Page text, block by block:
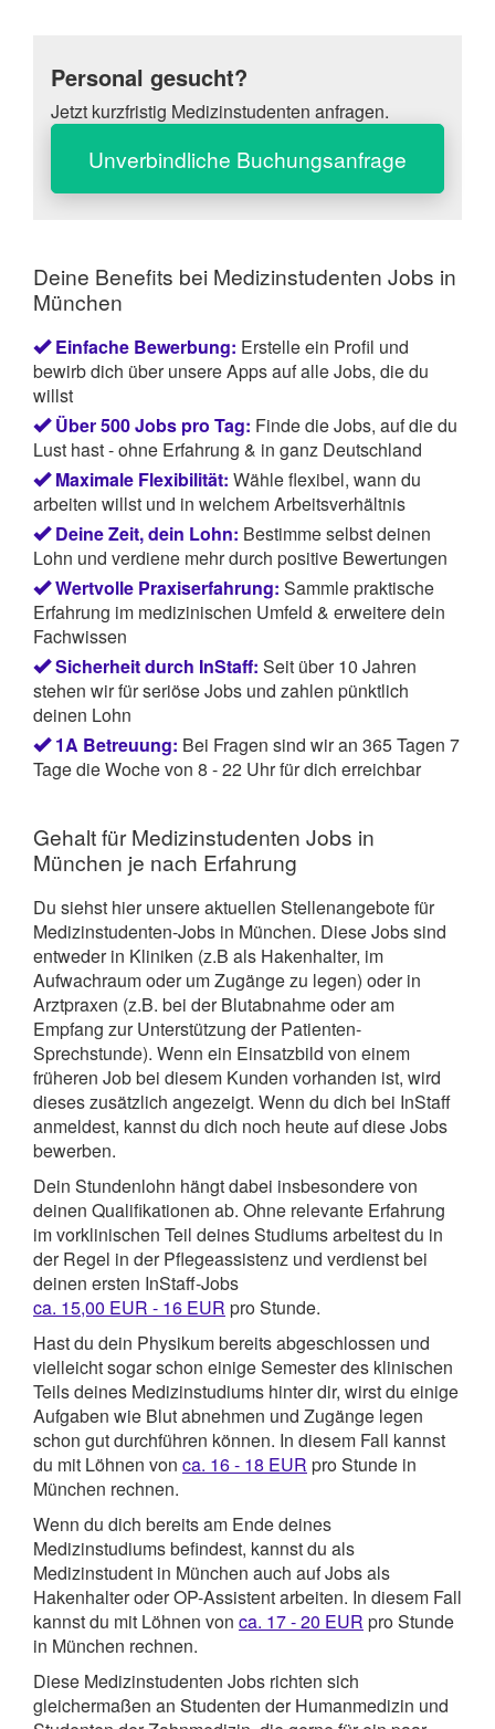
Personal gesucht?
Jetzt kurzfristig Medizinstudenten anfragen.
Unverbindliche Buchungsanfrage
Deine Benefits bei Medizinstudenten Jobs in
München
Einfache Bewerbung: Erstelle ein Profil und
bewirb dich über unsere Apps auf alle Jobs, die du
willst
Über 500 Jobs pro Tag: Finde die Jobs, auf die du
Lust hast - ohne Erfahrung & in ganz Deutschland
Maximale Flexibilität: Wähle flexibel, wann du
arbeiten willst und in welchem Arbeitsverhältnis
Deine Zeit, dein Lohn: Bestimme selbst deinen
Lohn und verdiene mehr durch positive Bewertungen
Wertvolle Praxiserfahrung: Sammle praktische
Erfahrung im medizinischen Umfeld & erweitere dein
Fachwissen
Sicherheit durch InStaff: Seit über 10 Jahren
stehen wir für seriöse Jobs und zahlen pünktlich
deinen Lohn
1A Betreuung: Bei Fragen sind wir an 365 Tagen 7
Tage die Woche von 8 - 22 Uhr für dich erreichbar
Gehalt für Medizinstudenten Jobs in
München je nach Erfahrung
Du siehst hier unsere aktuellen Stellenangebote für
Medizinstudenten-Jobs in München. Diese Jobs sind
entweder in Kliniken (z.B als Hakenhalter, im
Aufwachraum oder um Zugänge zu legen) oder in
Arztpraxen (z.B. bei der Blutabnahme oder am
Empfang zur Unterstützung der Patienten-
Sprechstunde). Wenn ein Einsatzbild von einem
früheren Job bei diesem Kunden vorhanden ist, wird
dieses zusätzlich angezeigt. Wenn du dich bei InStaff
anmeldest, kannst du dich noch heute auf diese Jobs
bewerben.
Dein Stundenlohn hängt dabei insbesondere von
deinen Qualifikationen ab. Ohne relevante Erfahrung
im vorklinischen Teil deines Studiums arbeitest du in
der Regel in der Pflegeassistenz und verdienst bei
deinen ersten InStaff-Jobs
ca. 15,00 EUR - 16 EUR pro Stunde.
Hast du dein Physikum bereits abgeschlossen und
vielleicht sogar schon einige Semester des klinischen
Teils deines Medizinstudiums hinter dir, wirst du einige
Aufgaben wie Blut abnehmen und Zugänge legen
schon gut durchführen können. In diesem Fall kannst
du mit Löhnen von ca. 16 - 18 EUR pro Stunde in
München rechnen.
Wenn du dich bereits am Ende deines
Medizinstudiums befindest, kannst du als
Medizinstudent in München auch auf Jobs als
Hakenhalter oder OP-Assistent arbeiten. In diesem Fall
kannst du mit Löhnen von ca. 17 - 20 EUR pro Stunde
in München rechnen.
Diese Medizinstudenten Jobs richten sich
gleichermaßen an Studenten der Humanmedizin und